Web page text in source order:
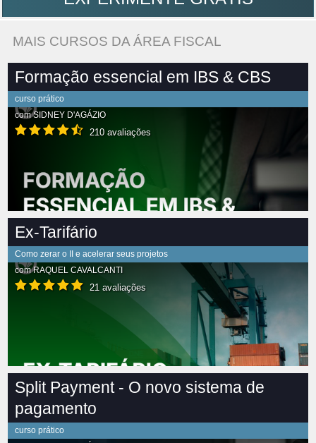
MAIS CURSOS DA ÁREA FISCAL
Formação essencial em IBS & CBS
curso prático
comSIDNEY D'AGÁZIO
210 avaliações
Ex-Tarifário
Como zerar o II e acelerar seus projetos
comRAQUEL CAVALCANTI
21 avaliações
Split Payment - O novo sistema de
pagamento
curso prático